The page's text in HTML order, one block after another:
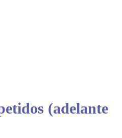
(adelante